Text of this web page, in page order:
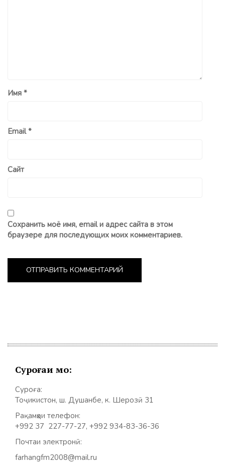
Имя *
Email*
Сайт
Сохранить моё имя, email и адрес сайта в этом
браузере для последующих моих комментариев.
Суроғаи мо:
Суроға:
Тоҷикистон, ш. Душанбе, к. Шерозӣ 31
Рақамҳои телефон:
+992 37 227-77-27, +992 934-83-36-36
Почтаи электронӣ:
farhangfm2008@mail.ru